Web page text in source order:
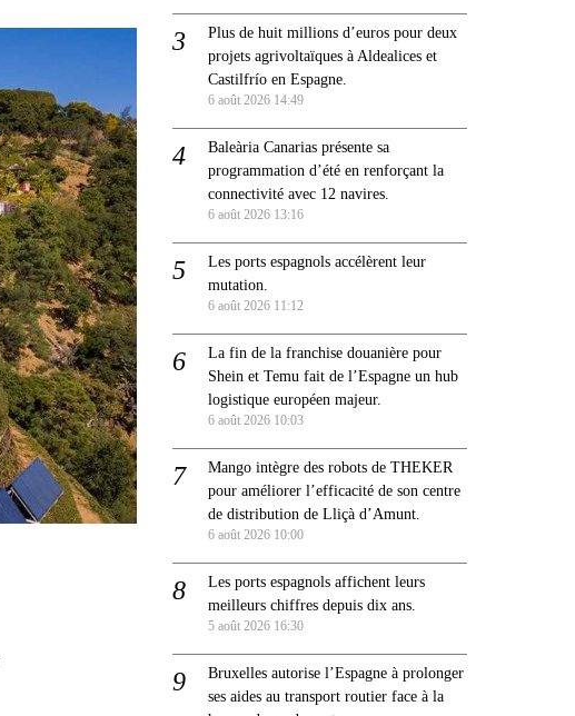
Plus de huit millions d’euros pour deux
projets agrivoltaïques à Aldealices et
Castilfrío en Espagne.
6 août 2026 14:49
Baleària Canarias présente sa
programmation d’été en renforçant la
connectivité avec 12 navires.
6 août 2026 13:16
Les ports espagnols accélèrent leur
mutation.
6 août 2026 11:12
La fin de la franchise douanière pour
Shein et Temu fait de l’Espagne un hub
logistique européen majeur.
6 août 2026 10:03
Mango intègre des robots de THEKER
pour améliorer l’efficacité de son centre
de distribution de Lliçà d’Amunt.
6 août 2026 10:00
Les ports espagnols affichent leurs
meilleurs chiffres depuis dix ans.
5 août 2026 16:30
Bruxelles autorise l’Espagne à prolonger
ses aides au transport routier face à la